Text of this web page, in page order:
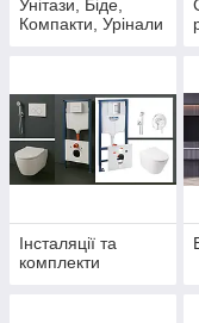
Унітази, Біде,
Компакти, Урінали
Інсталяції та
комплекти